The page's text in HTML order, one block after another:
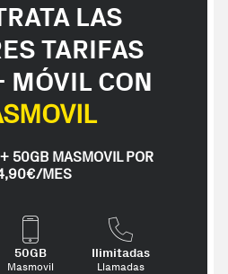
probado y controlado por
LAS
TARIFAS
MÓVIL CON
50GB MASMOVIL POR
MES
50GB
Masmovil
Ilimitadas
Llamadas